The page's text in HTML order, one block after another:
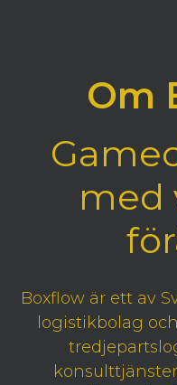
Om
med
Boxflow är ett av
logistikbolag